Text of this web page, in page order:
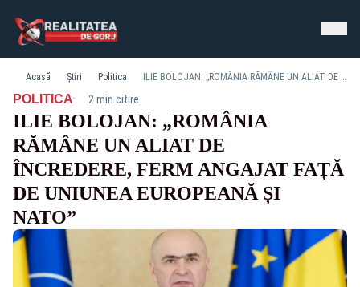
Acasă Știri Politica ILIE BOLOJAN: „ROMÂNIA RĂMÂNE UN ALIAT DE ÎNCREDERE, FERM ANGAJAT FAȚĂ DE UNIUNEA EUROPEANĂ ȘI NATO”
POLITICA· 2 min citire
ILIE BOLOJAN: „ROMÂNIA
RĂMÂNE UN ALIAT DE
ÎNCREDERE, FERM ANGAJAT FAȚĂ
DE UNIUNEA EUROPEANĂ ȘI
NATO”